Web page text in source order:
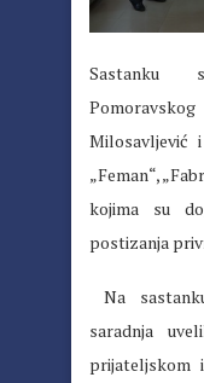
Sastanku
Milosavljević
„Feman“,
kojima su
postizanja
Na
saradnja
prijateljskom